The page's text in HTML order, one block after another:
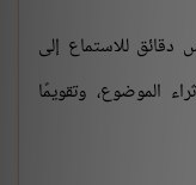
للاستماع إلى
الموضوع، وتقويمًا